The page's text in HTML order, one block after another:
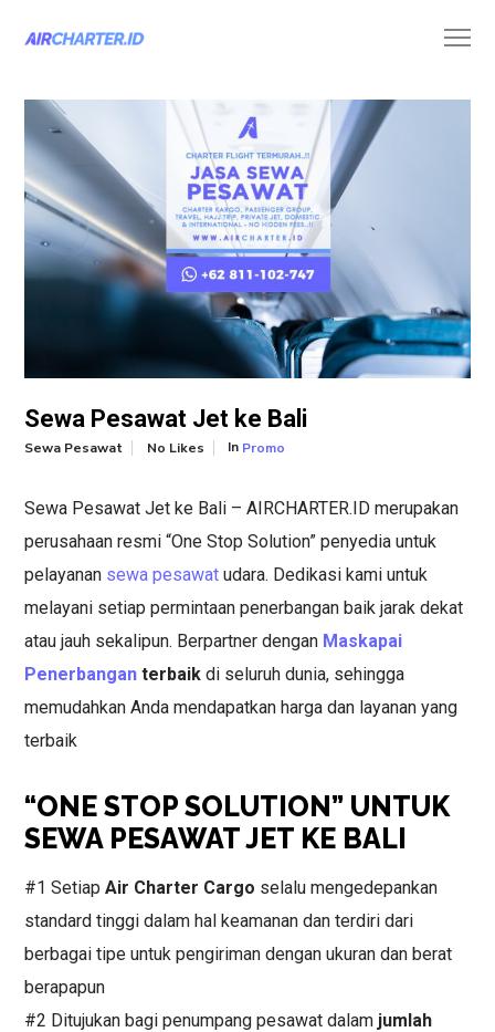
Sewa Pesawat Jet ke Bali
Sewa Pesawat No Likes In Promo
Sewa Pesawat Jet ke Bali – AIRCHARTER.ID merupakan
perusahaan resmi “One Stop Solution” penyedia untuk
pelayanan sewa pesawat udara. Dedikasi kami untuk
melayani setiap permintaan penerbangan baik jarak dekat
atau jauh sekalipun. Berpartner dengan Maskapai
Penerbangan terbaik di seluruh dunia, sehingga
memudahkan Anda mendapatkan harga dan layanan yang
terbaik
“ONE STOP SOLUTION” UNTUK
SEWA PESAWAT JET KE BALI
#1 Setiap Air Charter Cargo selalu mengedepankan
standard tinggi dalam hal keamanan dan terdiri dari
berbagai tipe untuk pengiriman dengan ukuran dan berat
berapapun
#2 Ditujukan bagi penumpang pesawat dalam jumlah